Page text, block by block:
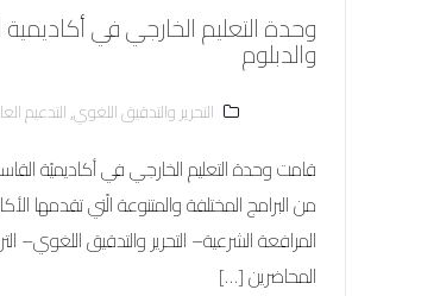
والدبلوم
التحرير والتدقيق اللغوي,التدعيم
من البرامج المختلفة والمتنوعة الّتي تقدمها
المرافعة الشرعية– التحرير والتدقيق
المحاضرين […]